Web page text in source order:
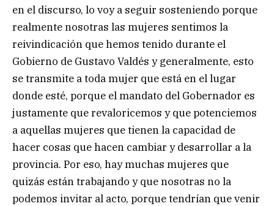
en el discurso, lo voy a seguir sosteniendo porque
realmente nosotras las mujeres sentimos la
reivindicación que hemos tenido durante el
Gobierno de Gustavo Valdés y generalmente, esto
se transmite a toda mujer que está en el lugar
donde esté, porque el mandato del Gobernador es
justamente que revaloricemos y que potenciemos
a aquellas mujeres que tienen la capacidad de
hacer cosas que hacen cambiar y desarrollar a la
provincia. Por eso, hay muchas mujeres que
quizás están trabajando y que nosotras no la
podemos invitar al acto, porque tendrían que venir